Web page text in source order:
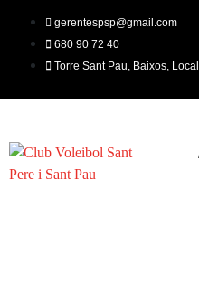
gerentespsp@gmail.com
680 90 72 40
Torre Sant Pau, Baixos,